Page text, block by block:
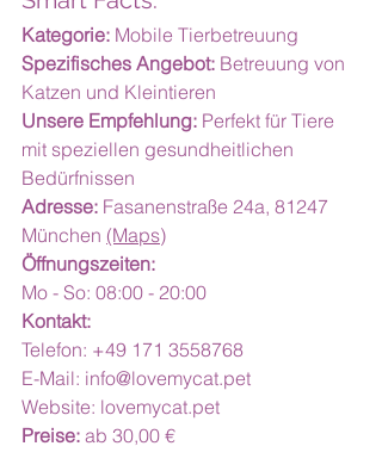
Kategorie: Mobile Tierbetreuung
Spezifisches Angebot: Betreuung von
Katzen und Kleintieren
Unsere Empfehlung: Perfekt für Tiere
mit speziellen gesundheitlichen
Bedürfnissen
Adresse: Fasanenstraße 24a, 81247
München (Maps)
Öffnungszeiten:
Mo - So: 08:00 - 20:00
Kontakt:
Telefon: +49 171 3558768
E-Mail: info@lovemycat.pet
Website: lovemycat.pet
Preise: ab 30,00 €